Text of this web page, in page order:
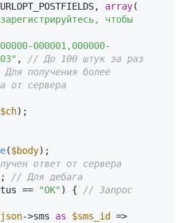
array(
чтобы
000001,000000-
,
// До 100 штук за раз
получения более
от сервера
$ch
($body
ответ от сервера
// Для дебага
== "OK" ) {
// Запрос
->sms as $sms_id